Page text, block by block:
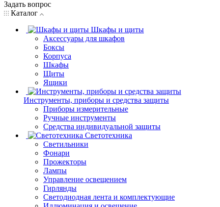
Задать вопрос
Каталог
Шкафы и щиты
Аксессуары для шкафов
Боксы
Корпуса
Шкафы
Щиты
Ящики
Инструменты, приборы и средства защиты
Приборы измерительные
Ручные инструменты
Средства индивидуальной защиты
Светотехника
Светильники
Фонари
Прожекторы
Лампы
Управление освещением
Гирлянды
Светодиодная лента и комплектующие